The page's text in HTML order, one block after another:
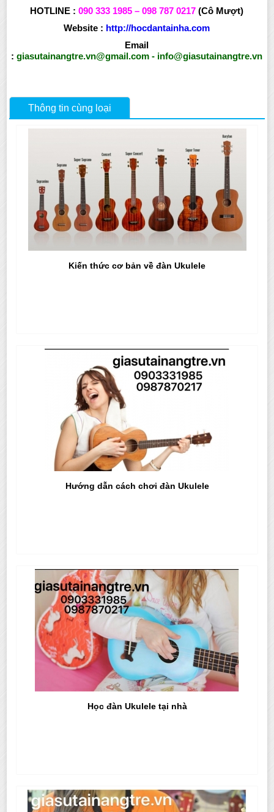
HOTLINE :090 333 1985 – 098 787 0217(Cô Mượt)
Website : http://hocdantainha.com
Email
: giasutainangtre.vn@gmail.com- info@giasutainangtre.vn
Thông tin cùng loại
Kiến thức cơ bản về đàn Ukulele
Hướng dẫn cách chơi đàn Ukulele
Học đàn Ukulele tại nhà